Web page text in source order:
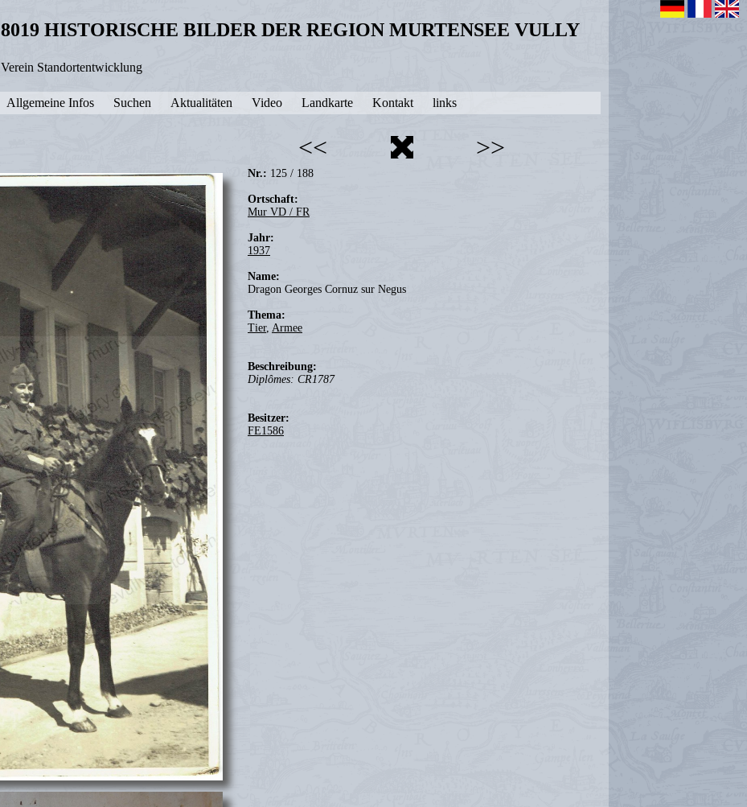
8019 HISTORISCHE BILDER DER REGION MURTENSEE VULLY
Verein Standortentwicklung
Allgemeine Infos Suchen Aktualitäten Video Landkarte Kontakt links
<< >>
Nr.: 125 / 188
Ortschaft:
Mur VD / FR
Jahr:
1937
Name:
Dragon Georges Cornuz sur Negus
Thema:
Tier, Armee
Beschreibung:
Diplômes: CR1787
Besitzer:
FE1586